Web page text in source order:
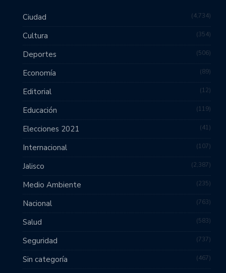
Ciudad 4,734
Cultura 354
Deportes 506
Economía 89
Editorial 12
Educación 119
Elecciones 2021 41
Internacional 107
Jalisco 2,387
Medio Ambiente 235
Nacional 763
Salud 583
Seguridad 737
Sin categoría 467